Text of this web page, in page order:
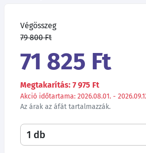
Végösszeg
79 800 Ft
71 825 Ft
Megtakarítás: 7 975 Ft
Akció időtartama: 2026.08.01. -
Az árak az áfát tartalmazzák.